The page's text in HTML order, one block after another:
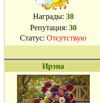
Награды: 38
Репутация: 30
Статус: Отсутствую
Ирэна